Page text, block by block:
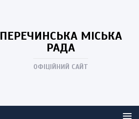
ПЕРЕЧИНСЬКА МІСЬКА
РАДА
ОФІЦІЙНИЙ САЙТ